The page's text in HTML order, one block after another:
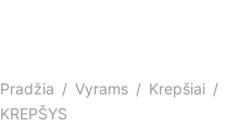
Pradžia / Vyrams / Krepšiai /
KREPŠYS